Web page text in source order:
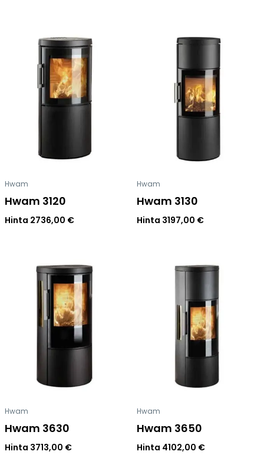
Hwam
Hwam 3120
Hinta 2736,00 €
Hwam
Hwam 3130
Hinta 3197,00 €
Hwam
Hwam 3630
Hinta 3713,00 €
Hwam
Hwam 3650
Hinta 4102,00 €